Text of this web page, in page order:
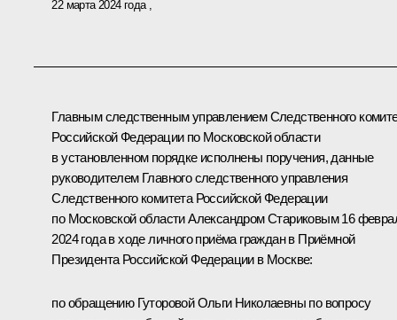
22 марта 2024 года
Главным следственным управлением Следственного
Российской Федерации по Московской области
в установленном порядке исполнены поручения, данные
руководителем Главного следственного управления
Следственного комитета Российской Федерации
по Московской области Александром Стариковым 16
2024 года в ходе личного приёма граждан в Приёмной
Президента Российской Федерации в Москве:
по обращению Гуторовой Ольги Николаевны по вопросу